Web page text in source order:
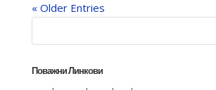
« Older Entries
Поважни Линкови